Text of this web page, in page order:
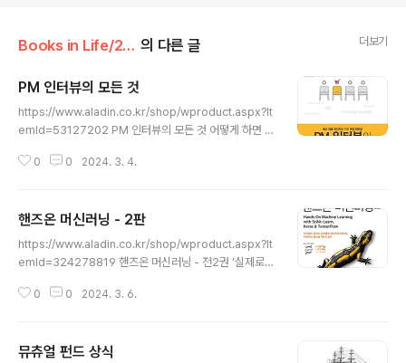
Books in Life/2024 의 다른 글 더보기
PM 인터뷰의 모든 것
https://www.aladin.co.kr/shop/wproduct.aspx?It
emId=53127202 PM 인터뷰의 모든 것 어떻게 하면 스
지 깊이 있게 설명하며, 모호한 역할인 PM(제품 관리자/프
확하게 정의하고 싶어서 읽기 시작한 책입니다. 제품 관리
자의 역활 PM(제품 관리자, Product Manager)은 자신
의 팀이 뛰어난 제품을 출시할 수 있도록 책임지는 사람이
람이자 동시에 결정을 내리는 사람이 바로 PM이다. PM은
0 0 2024. 3. 4.
핸즈온 머신러닝 - 2판
https://www.aladin.co.kr/shop/wproduct.aspx?It
emId=324278819 핸즈온 머신러닝 - 전2권 ‘실제로
로 달성할 수 있도록 복잡한 주제를 구조화하고 난이도에
던 ML 등에 대한 지식을 정리할 필요성을 느끼고 점 두껍
0 0 2024. 3. 6.
뮤츄얼 펀드 상식